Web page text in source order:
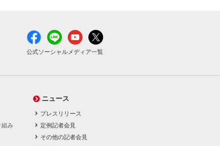
公式ソーシャルメディア一覧
組み
ニュース
プレスリリース
定例記者会見
その他の記者会見